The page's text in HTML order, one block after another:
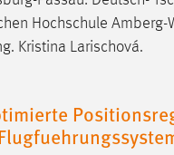
Hochschule Amberg-
Kristina Larischová.
und Social Media